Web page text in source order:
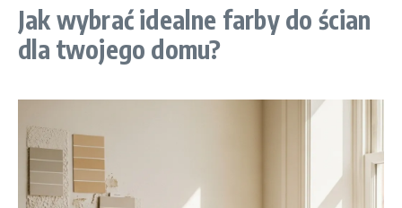
Jak wybrać idealne farby do ścian
dla twojego domu?